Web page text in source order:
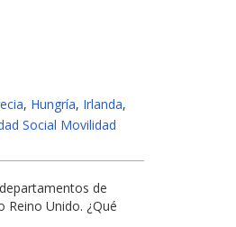
, Hungría, Irlanda,
Social Movilidad
de
Unido. ¿Qué